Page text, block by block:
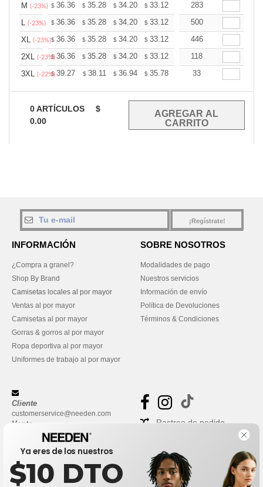
M (-23%) $ 36.36 $ 35.28 $ 34.20 $ 33.12 32.05
283
L (-23%) $ 36.36 $ 35.28 $ 34.20 $ 33.12 32.05
500
XL (-23%)$ 36.36 $ 35.28 $ 34.20 $ 33.12 32.05
446
2XL (-23%)
$36.36 $ 35.28 $ 34.20 $ 33.12 32.05
118
3XL (-22%)
$39.27 $ 38.11 $ 36.94 $ 35.78 34.62
33
0ARTÍCULOS
$
0.00
¡Regístrate!
INFORMACIÓN
¿Compra a granel?
Shop By Brand
Camisetas locales al por mayor
Ventas al por mayor
Camisetas al por mayor
Gorras & gorros al por mayor
Ropa deportiva al por mayor
Uniformes de trabajo al por mayor
SOBRE NOSOTROS
Modalidades de pago
Nuestros servicios
Información de envío
Política de Devoluciones
Términos & Condiciones
Cliente
customerservice@needen.com
Venta
sales@needen.com
Rastreo de pedido
Ya eres de los nuestros
$10 DTO